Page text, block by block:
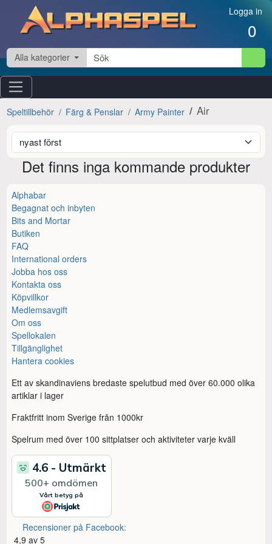
Hoppa till innehåll Logga in
0
Alla kategorier
Speltillbehör Färg & Penslar Army Painter Air
Det finns inga kommande produkter
Alphabar
Begagnat och inbyten
Bits and Mortar
Butiken
FAQ
International orders
Jobba hos oss
Kontakta oss
Köpvillkor
Medlemsavgift
Om oss
Spellokalen
Tillgänglighet
Hantera cookies
Ett av skandinaviens bredaste spelutbud med över 60.000 olika
artiklar i lager
Fraktfritt inom Sverige från 1000kr
Spelrum med över 100 sittplatser och aktiviteter varje kväll
Recensioner på Facebook:
4,9 av 5